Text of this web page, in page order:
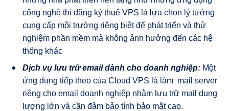
công nghệ thì đăng ký thuê VPS là lựa chọn lý tưởng
cung cấp môi trường riêng biệt để phát triển và thử
nghiệm phần mềm mà không ảnh hưởng đến các hệ
thống khác
Dịch vụ lưu trữ email dành cho doanh nghiệp: Một
ứng dụng tiếp theo của Cloud VPS là làm mail server
riêng cho email doanh nghiệp nhằm lưu trữ mail dung
lượng lớn và cần đảm bảo tính bảo mật cao.